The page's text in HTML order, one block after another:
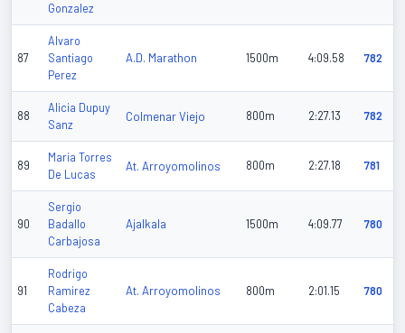
Gonzalez
87
Alvaro
Santiago
Perez
A.D. Marathon 1500m 4:09.58 782
88
Alicia Dupuy
Sanz
Colmenar Viejo 800m 2:27.13 782
89
Maria Torres
De Lucas
At. Arroyomolinos 800m 2:27.18 781
90
Sergio
Badallo
Carbajosa
Ajalkala 1500m 4:09.77 780
91
Rodrigo
Ramirez
Cabeza
At. Arroyomolinos 800m 2:01.15 780